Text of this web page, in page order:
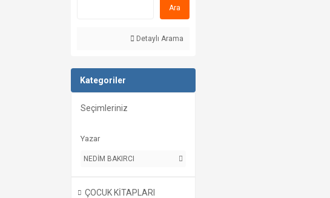
Ara
Detaylı Arama
Kategoriler
Seçimleriniz
Yazar
NEDİM BAKIRCI
ÇOCUK KİTAPLARI